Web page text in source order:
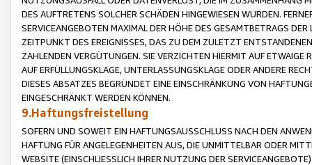
DES AUFTRETENS SOLCHER SCHÄDEN HINGEWIESEN WURDEN.
SERVICEANGEBOTEN MAXIMAL DER HÖHE DES GESAMTBETRAGS
ZEITPUNKT DES EREIGNISSES, DAS ZU DEM ZULETZT
ZAHLENDEN VERGÜTUNGEN. SIE VERZICHTEN HIERMIT AUF
AUF ERFÜLLUNGSKLAGE, UNTERLASSUNGSKLAGE ODER ANDERE
DIESES ABSATZES BEGRÜNDET EINE EINSCHRÄNKUNG VON
EINGESCHRÄNKT WERDEN KÖNNEN.
9.Haftungsfreistellung
SOFERN UND SOWEIT EIN HAFTUNGSAUSSCHLUSS NACH DEN
HAFTUNG FÜR ANGELEGENHEITEN AUS, DIE UNMITTELBAR ODER
WEBSITE (EINSCHLIESSLICH IHRER NUTZUNG DER